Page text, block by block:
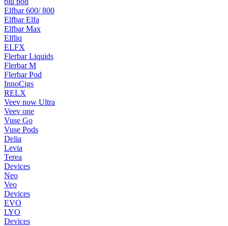
Elfbar 600/ 800
Elfbar Elfa
Elfbar Max
Elfliq
ELFX
Flerbar Liquids
Flerbar M
Flerbar Pod
InnoCigs
RELX
Veev now Ultra
Veev one
Vuse Go
Vuse Pods
Delia
Levia
Terea
Devices
Neo
Veo
Devices
EVO
LYO
Devices